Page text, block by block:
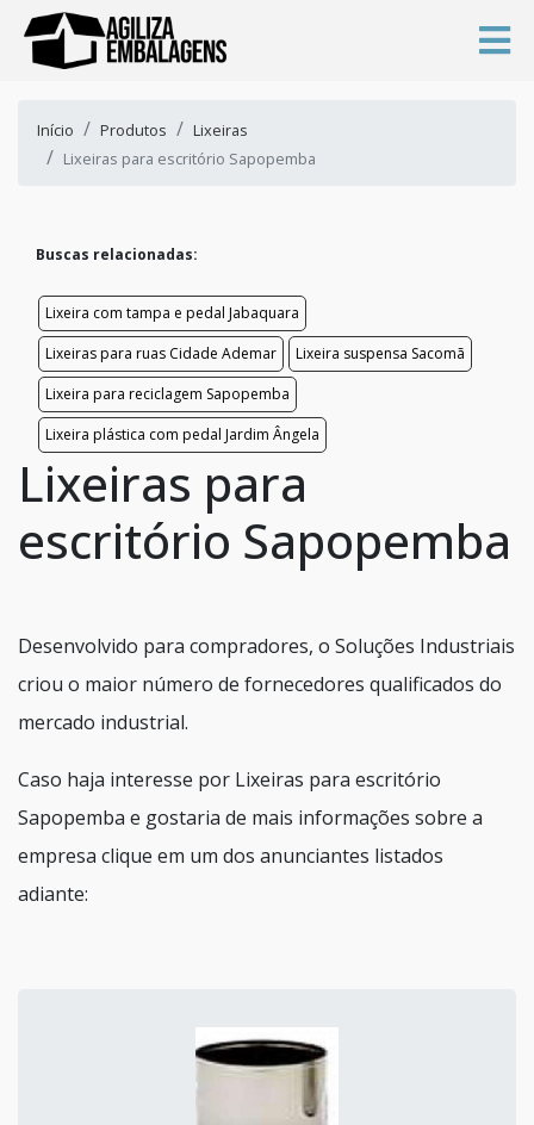
Início Produtos
Lixeiras
Lixeiras para escritório Sapopemba
Buscas relacionadas:
Lixeira com tampa e pedal Jabaquara
Lixeiras para ruas Cidade Ademar
Lixeira suspensa Sacomã
Lixeira para reciclagem Sapopemba
Lixeira plástica com pedal Jardim Ângela
Lixeiras para
escritório Sapopemba
Desenvolvido para compradores, o Soluções Industriais
criou o maior número de fornecedores qualificados do
mercado industrial.
Caso haja interesse por Lixeiras para escritório
Sapopemba e gostaria de mais informações sobre a
empresa clique em um dos anunciantes listados
adiante: